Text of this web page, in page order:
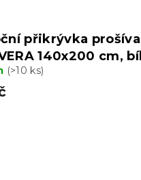
přikrývka
140x200 cm,
(>10 ks)